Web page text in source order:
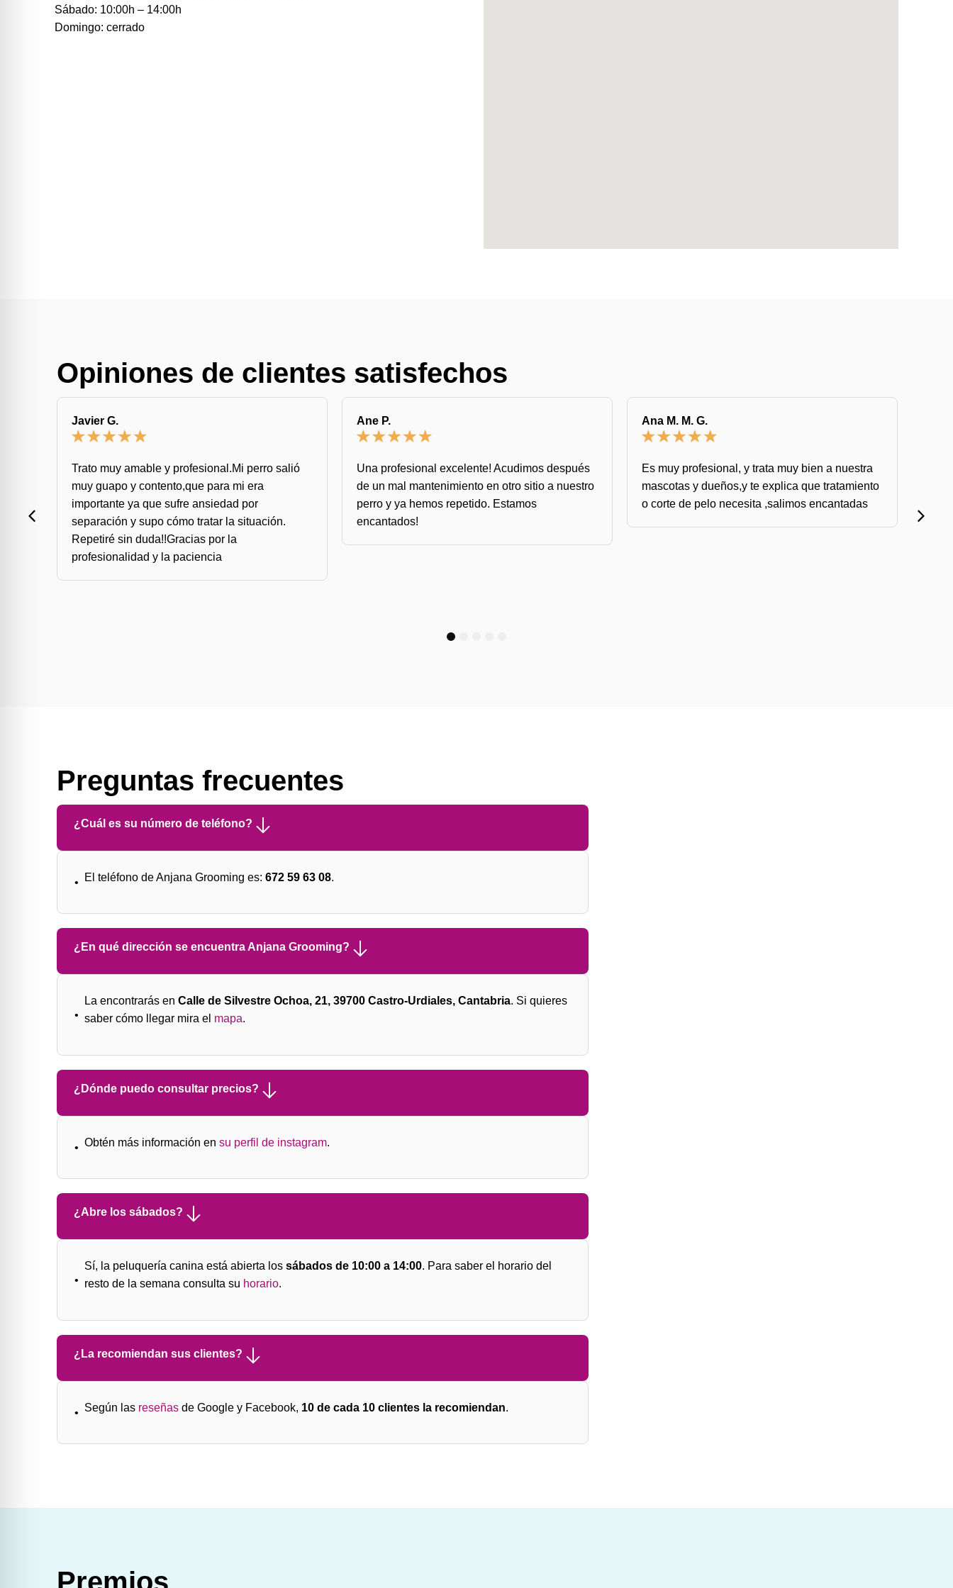
Sábado: 10:00h – 14:00h
Domingo: cerrado
Opiniones de clientes satisfechos
Javier G.
Trato muy amable y profesional.Mi perro salió
muy guapo y contento,que para mi era
importante ya que sufre ansiedad por
separación y supo cómo tratar la situación.
Repetiré sin duda!!Gracias por la
profesionalidad y la paciencia
Ane P.
Una profesional excelente! Acudimos después
de un mal mantenimiento en otro sitio a nuestro
perro y ya hemos repetido. Estamos
encantados!
Ana M. M. G.
Es muy profesional, y trata muy bien a nuestra
mascotas y dueños,y te explica que tratamiento
o corte de pelo necesita ,salimos encantadas
4
Preguntas frecuentes
¿Cuál es su número de teléfono?
El teléfono de Anjana Grooming es: 672 59 63 08.
¿En qué dirección se encuentra Anjana Grooming?
La encontrarás en Calle de Silvestre Ochoa, 21, 39700 Castro-Urdiales, Cantabria. Si quieres
saber cómo llegar mira el mapa.
¿Dónde puedo consultar precios?
Obtén más información en su perfil de instagram.
¿Abre los sábados?
Sí, la peluquería canina está abierta los sábados de 10:00 a 14:00. Para saber el horario del
resto de la semana consulta su horario.
¿La recomiendan sus clientes?
Según las reseñas de Google y Facebook, 10 de cada 10 clientes la recomiendan.
Premios